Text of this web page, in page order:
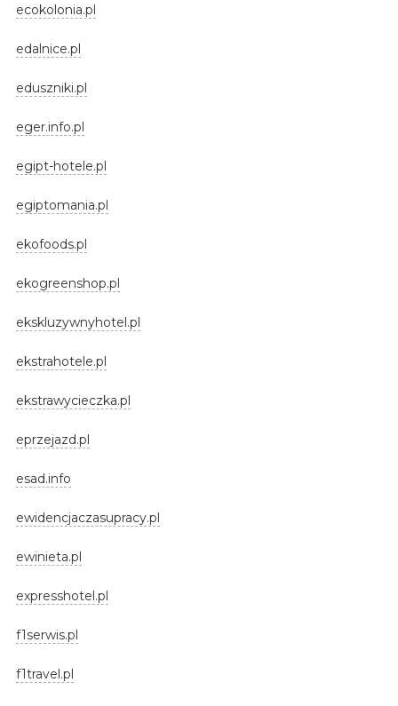
ecokolonia.pl
edalnice.pl
eduszniki.pl
eger.info.pl
egipt-hotele.pl
egiptomania.pl
ekofoods.pl
ekogreenshop.pl
ekskluzywnyhotel.pl
ekstrahotele.pl
ekstrawycieczka.pl
eprzejazd.pl
esad.info
ewidencjaczasupracy.pl
ewinieta.pl
expresshotel.pl
f1serwis.pl
f1travel.pl